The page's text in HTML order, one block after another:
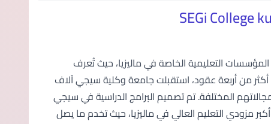
التعليمية الخاصة في ماليزيا، حيث تُعرف
أكثر من أربعة عقود، استقبلت جامعة وكلية سيجي آلاف
المختلفة. تم تصميم البرامج الدراسية في سيجي
مزودي التعليم العالي في ماليزيا، حيث تخدم ما يصل